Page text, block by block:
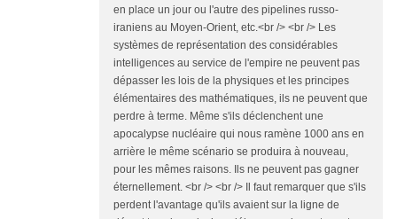
en place un jour ou l'autre des pipelines russo-
iraniens au Moyen-Orient, etc.<br /> <br /> Les
systèmes de représentation des considérables
intelligences au service de l'empire ne peuvent pas
dépasser les lois de la physiques et les principes
élémentaires des mathématiques, ils ne peuvent que
perdre à terme. Même s'ils déclenchent une
apocalypse nucléaire qui nous ramène 1000 ans en
arrière le même scénario se produira à nouveau,
pour les mêmes raisons. Ils ne peuvent pas gagner
éternellement. <br /> <br /> Il faut remarquer que s'ils
perdent l'avantage qu'ils avaient sur la ligne de